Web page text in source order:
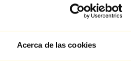
Acerca de las cookies